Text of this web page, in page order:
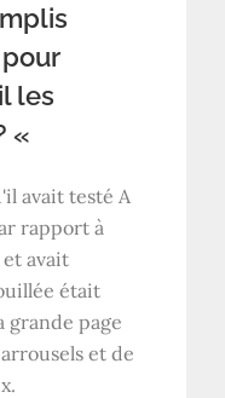
les
«
avait testé A
rapport à
avait
était
grande page
et de